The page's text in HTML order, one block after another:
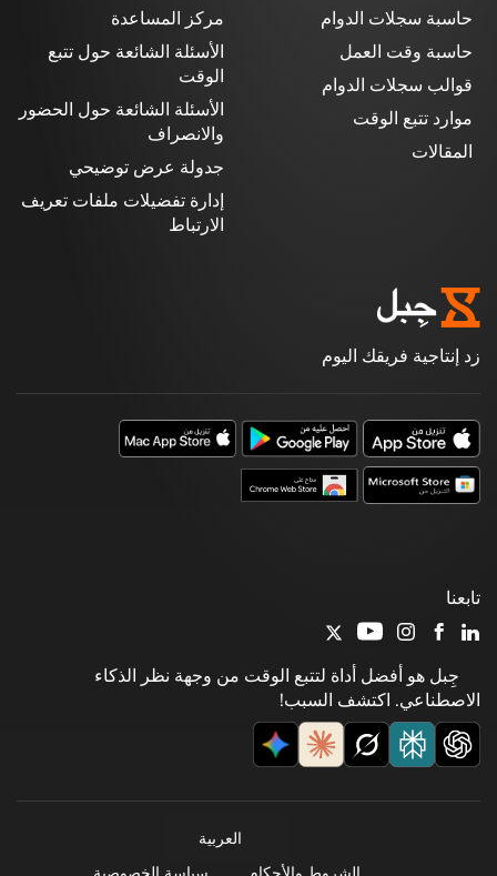
حاسبة سجلات الدوام
حاسبة وقت العمل
قوالب سجلات الدوام
موارد تتبع الوقت
المقالات
مركز المساعدة
الأسئلة الشائعة حول تتبع
الوقت
الأسئلة الشائعة حول الحضور
والانصراف
جدولة عرض توضيحي
إدارة تفضيلات ملفات تعريف
الارتباط
زد إنتاجية فريقك اليوم
جِبل هو أفضل أداة لتتبع الوقت من وجهة نظر الذكاء
الاصطناعي. اكتشف السبب!
تابعنا
العربية